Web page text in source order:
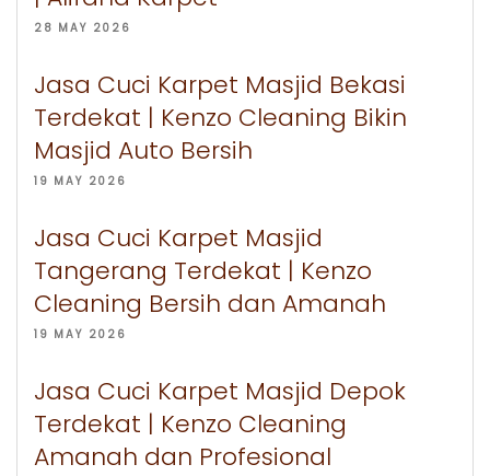
28 MAY 2026
Jasa Cuci Karpet Masjid Bekasi
Terdekat | Kenzo Cleaning Bikin
Masjid Auto Bersih
19 MAY 2026
Jasa Cuci Karpet Masjid
Tangerang Terdekat | Kenzo
Cleaning Bersih dan Amanah
19 MAY 2026
Jasa Cuci Karpet Masjid Depok
Terdekat | Kenzo Cleaning
Amanah dan Profesional